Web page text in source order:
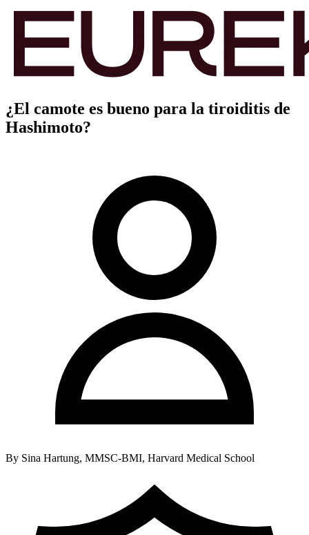
¿El camote es bueno para la tiroiditis de
Hashimoto?
By Sina Hartung, MMSC-BMI, Harvard Medical School